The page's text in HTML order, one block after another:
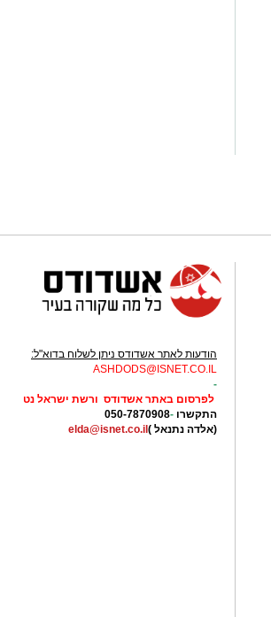
מגיעה מסגרת קהילתית לביטוי
בהמשך התקיימה שירת המונים
הקהל למקהלה אחת גדולה ומשותפת.
כאשר גם לאחר שהוא הסתיים הוסיפו
בשבתות הקרובות יעלו השירים
צפו ברגעים קצרים מהארוע העוצמתי
מעוניינים להגיב? לדווח ? צרו איתנו קשר
הודעות לאתר אשדודס ניתן לשלוח בדוא"ל:
ASHDODS@ISNET.CO.IL
-
לפרסום באתר אשדודס ורשת ישראל נט
התקשרו -
050-7870908
(אלדה נתנאל )elda@isnet.co.il